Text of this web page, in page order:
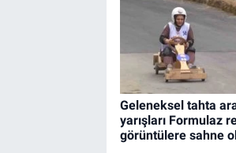
Geleneksel tahta
yarışları Formulaz
görüntülere sahne